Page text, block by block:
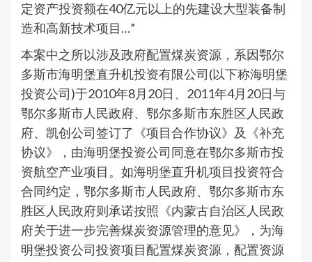
定资产投资额在40亿元以上的先建设大型装备制
造和高新技术项目…”
本案中之所以涉及政府配置煤炭资源，系因鄂尔
多斯市海明堡直升机投资有限公司(以下称海明堡
投资公司)于2010年8月20日、2011年4月20日与
鄂尔多斯市人民政府、鄂尔多斯市东胜区人民政
府、凯创公司签订了《项目合作协议》及《补充
协议》，由海明堡投资公司同意在鄂尔多斯市投
资航空产业项目。如海明堡直升机项目投资符合
合同约定，鄂尔多斯市人民政府、鄂尔多斯市东
胜区人民政府则承诺按照《内蒙古自治区人民政
府关于进一步完善煤炭资源管理的意见》，为海
明堡投资公司投资项目配置煤炭资源，配置资源